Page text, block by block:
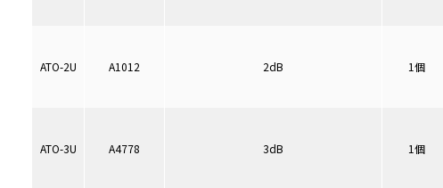
ATO-2U A1012
ATO-3U A4778
2dB
3dB
1個
1個